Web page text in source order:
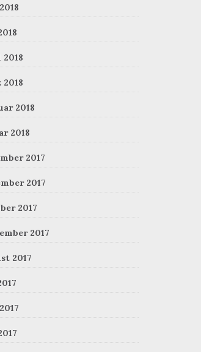
2018
2018
2017
2017
2017
2017
2017